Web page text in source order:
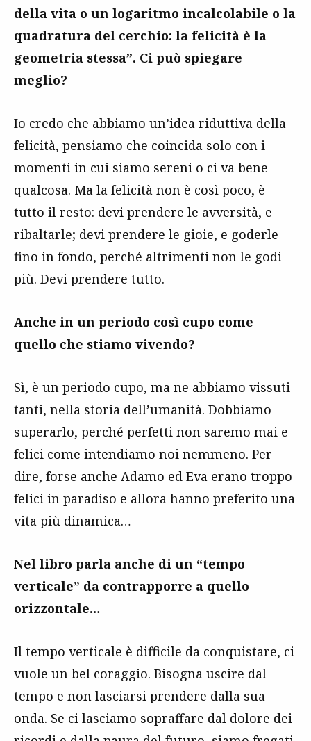
della vita o un logaritmo incalcolabile o la
quadratura del cerchio: la felicità è la
geometria stessa”. Ci può spiegare
meglio?
Io credo che abbiamo un’idea riduttiva della
felicità, pensiamo che coincida solo con i
momenti in cui siamo sereni o ci va bene
qualcosa. Ma la felicità non è così poco, è
tutto il resto: devi prendere le avversità, e
ribaltarle; devi prendere le gioie, e goderle
fino in fondo, perché altrimenti non le godi
più. Devi prendere tutto.
Anche in un periodo così cupo come
quello che stiamo vivendo?
Sì, è un periodo cupo, ma ne abbiamo vissuti
tanti, nella storia dell’umanità. Dobbiamo
superarlo, perché perfetti non saremo mai e
felici come intendiamo noi nemmeno. Per
dire, forse anche Adamo ed Eva erano troppo
felici in paradiso e allora hanno preferito una
vita più dinamica…
Nel libro parla anche di un “tempo
verticale” da contrapporre a quello
orizzontale…
Il tempo verticale è difficile da conquistare, ci
vuole un bel coraggio. Bisogna uscire dal
tempo e non lasciarsi prendere dalla sua
onda. Se ci lasciamo sopraffare dal dolore dei